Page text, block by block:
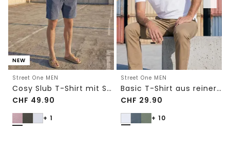
NEW
Street One MEN
Cosy Slub T-Shirt mit Struktur
CHF 49.90
+ 1
Street One MEN
Basic T-Shirt aus reiner Baumwolle
CHF 29.90
+ 10